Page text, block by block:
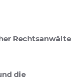
Rechtsanwälte
die